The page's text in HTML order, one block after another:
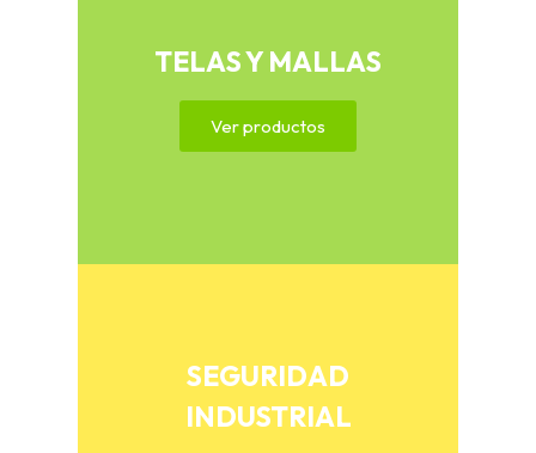
TELAS Y MALLAS
Ver productos
SEGURIDAD
INDUSTRIAL